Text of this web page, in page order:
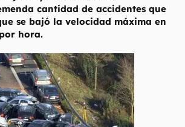
cantidad de accidentes que
se bajó la velocidad máxima en
hora.